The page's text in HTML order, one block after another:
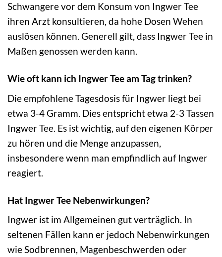
Schwangere vor dem Konsum von Ingwer Tee
ihren Arzt konsultieren, da hohe Dosen Wehen
auslösen können. Generell gilt, dass Ingwer Tee in
Maßen genossen werden kann.
Wie oft kann ich Ingwer Tee am Tag trinken?
Die empfohlene Tagesdosis für Ingwer liegt bei
etwa 3-4 Gramm. Dies entspricht etwa 2-3 Tassen
Ingwer Tee. Es ist wichtig, auf den eigenen Körper
zu hören und die Menge anzupassen,
insbesondere wenn man empfindlich auf Ingwer
reagiert.
Hat Ingwer Tee Nebenwirkungen?
Ingwer ist im Allgemeinen gut verträglich. In
seltenen Fällen kann er jedoch Nebenwirkungen
wie Sodbrennen, Magenbeschwerden oder